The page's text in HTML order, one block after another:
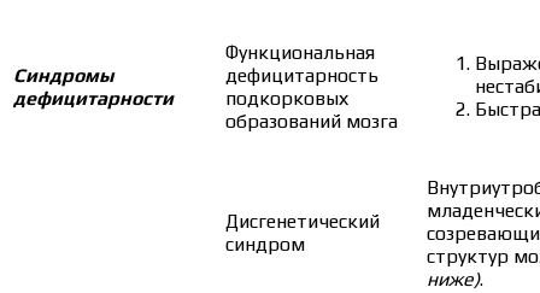
Синдромы
дефицитарности
Функциональная
дефицитарность
подкорковых
образований мозга
Дисгенетический
синдром
структур
ниже).